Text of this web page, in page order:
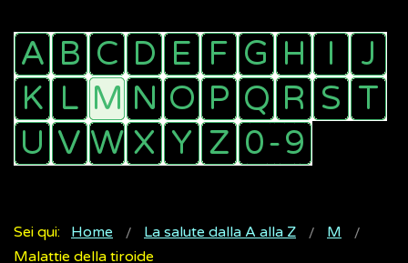
Sei qui: Home La salute dalla A alla Z
M
Malattie della tiroide